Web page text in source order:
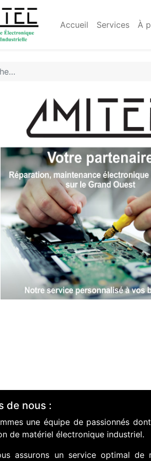
Accueil Services À
de nous :
une équipe de passionnés
de matériel électronique industriel.
assurons un service optimal